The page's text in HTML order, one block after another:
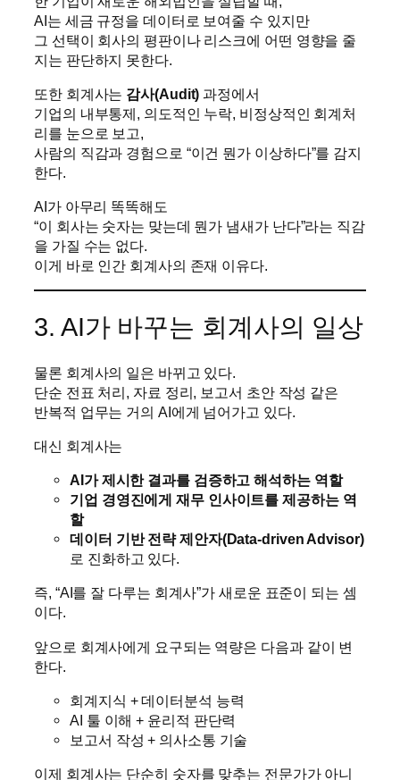
AI는 세금 규정을 데이터로 보여줄 수 있지만
그 선택이 회사의 평판이나 리스크에 어떤 영향을 줄
지는 판단하지 못한다.
또한 회계사는 감사(Audit) 과정에서
기업의 내부통제, 의도적인 누락, 비정상적인 회계처
리를 눈으로 보고,
사람의 직감과 경험으로 “이건 뭔가 이상하다”를 감지
한다.
AI가 아무리 똑똑해도
“이 회사는 숫자는 맞는데 뭔가 냄새가 난다”라는 직감
을 가질 수는 없다.
이게 바로 인간 회계사의 존재 이유다.
3. AI가 바꾸는 회계사의 일상
물론 회계사의 일은 바뀌고 있다.
단순 전표 처리, 자료 정리, 보고서 초안 작성 같은
반복적 업무는 거의 AI에게 넘어가고 있다.
대신 회계사는
AI가 제시한 결과를 검증하고 해석하는 역할
기업 경영진에게 재무 인사이트를 제공하는 역
할
데이터 기반 전략 제안자(Data-driven Advisor)
로 진화하고 있다.
즉, “AI를 잘 다루는 회계사”가 새로운 표준이 되는 셈
이다.
앞으로 회계사에게 요구되는 역량은 다음과 같이 변
한다.
회계지식 + 데이터분석 능력
AI 툴 이해 + 윤리적 판단력
보고서 작성 + 의사소통 기술
이제 회계사는 단순히 숫자를 맞추는 전문가가 아니